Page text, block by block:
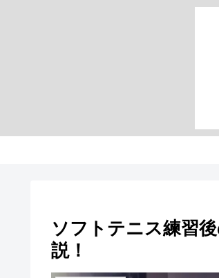
ソフトテニス練習
説！